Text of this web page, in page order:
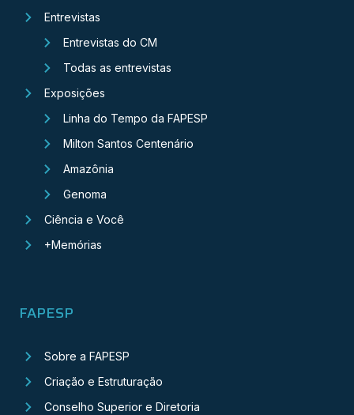
Entrevistas
Entrevistas do CM
Todas as entrevistas
Exposições
Linha do Tempo da FAPESP
Milton Santos Centenário
Amazônia
Genoma
Ciência e Você
+Memórias
FAPESP
Sobre a FAPESP
Criação e Estruturação
Conselho Superior e Diretoria